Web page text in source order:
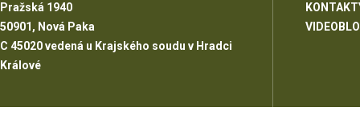
Pražská 1940
50901, Nová Paka
C 45020 vedená u Krajského soudu v Hradci
Králové